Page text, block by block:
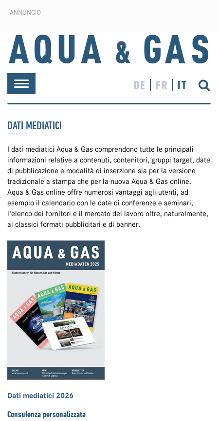
ANNUNCIO
Toggle
navigation
DE FR IT
DATI MEDIATICI
I dati mediatici Aqua & Gas comprendono tutte le principali
informazioni relative a contenuti, contenitori, gruppi target, date
di pubblicazione e modalità di inserzione sia per la versione
tradizionale a stampa che per la nuova Aqua & Gas online.
Aqua & Gas online offre numerosi vantaggi agli utenti, ad
esempio il calendario con le date di conferenze e seminari,
l'elenco dei fornitori e il mercato del lavoro oltre, naturalmente,
ai classici formati pubblicitari e di banner.
Dati mediatici 2026
Consulenza personalizzata